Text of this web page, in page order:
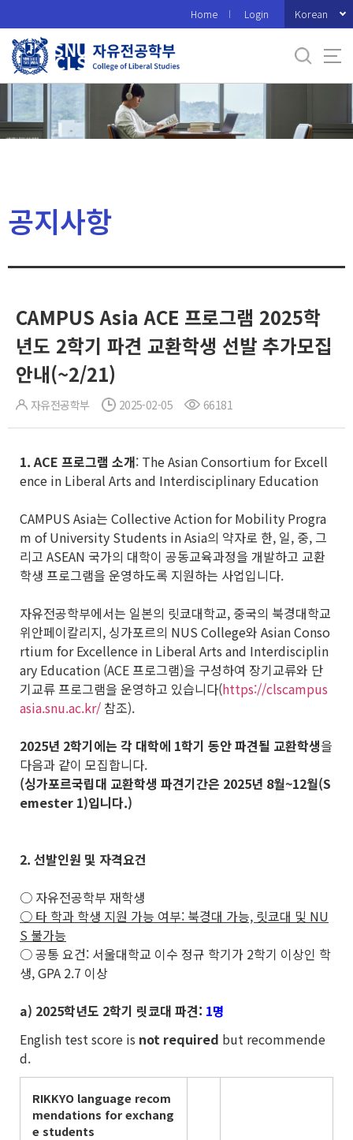
로
메
Home Login Korean
공지사항
CAMPUS Asia ACE 프로그램 2025학
년도 2학기 파견 교환학생 선발 추가모집
안내(~2/21)
자유전공학부 2025-02-05 66181
1. ACE 프로그램 소개: The Asian Consortium for Excell
ence in Liberal Arts and Interdisciplinary Education
CAMPUS Asia는 Collective Action for Mobility Progra
m of University Students in Asia의 약자로 한, 일, 중, 그
리고 ASEAN 국가의 대학이 공동교육과정을 개발하고 교환
학생 프로그램을 운영하도록 지원하는 사업입니다.
자유전공학부에서는 일본의 릿쿄대학교, 중국의 북경대학교
위안페이칼리지, 싱가포르의 NUS College와 Asian Conso
rtium for Excellence in Liberal Arts and Interdisciplin
ary Education (ACE 프로그램)을 구성하여 장기교류와 단
기교류 프로그램을 운영하고 있습니다(https://clscampus
asia.snu.ac.kr/ 참조).
2025년 2학기에는 각 대학에 1학기 동안 파견될 교환학생을
다음과 같이 모집합니다.
(싱가포르국립대 교환학생 파견기간은 2025년 8월~12월(S
emester 1)입니다.)
2. 선발인원 및 자격요건
○ 자유전공학부 재학생
○ 타 학과 학생 지원 가능 여부: 북경대 가능, 릿쿄대 및 NU
S 불가능
○ 공통 요건: 서울대학교 이수 정규 학기가 2학기 이상인 학
생, GPA 2.7 이상
a) 2025학년도 2학기 릿쿄대 파견: 1명
English test score is not required but recommende
d.
RIKKYO language recom
mendations for exchang
e students